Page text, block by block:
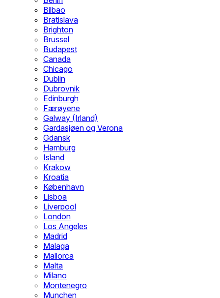
Bilbao
Bratislava
Brighton
Brussel
Budapest
Canada
Chicago
Dublin
Dubrovnik
Edinburgh
Færøyene
Galway (Irland)
Gardasjøen og Verona
Gdansk
Hamburg
Island
Krakow
Kroatia
København
Lisboa
Liverpool
London
Los Angeles
Madrid
Malaga
Mallorca
Malta
Milano
Montenegro
Munchen